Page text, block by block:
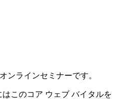
ンラインセミナーです。
はこのコア ウェブ バイタルを